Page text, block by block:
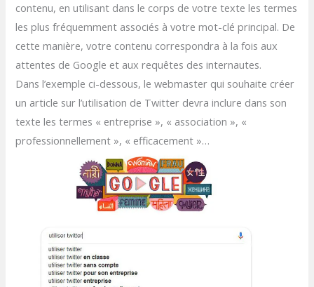
contenu, en utilisant dans le corps de votre texte les termes
les plus fréquemment associés à votre mot-clé principal. De
cette manière, votre contenu correspondra à la fois aux
attentes de Google et aux requêtes des internautes.
Dans l’exemple ci-dessous, le webmaster qui souhaite créer
un article sur l’utilisation de Twitter devra inclure dans son
texte les termes « entreprise », « association », «
professionnellement », « efficacement »…